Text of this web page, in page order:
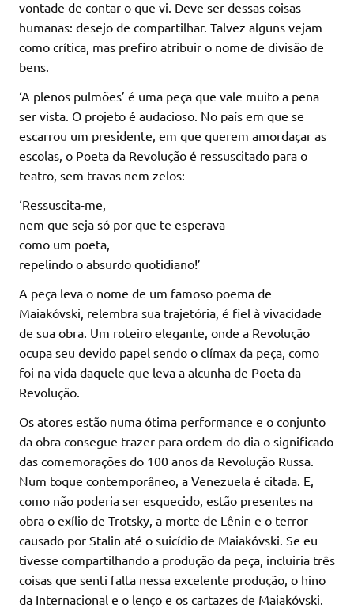
vontade de contar o que vi. Deve ser dessas coisas
humanas: desejo de compartilhar. Talvez alguns vejam
como crítica, mas prefiro atribuir o nome de divisão de
bens.
‘A plenos pulmões’ é uma peça que vale muito a pena
ser vista. O projeto é audacioso. No país em que se
escarrou um presidente, em que querem amordaçar as
escolas, o Poeta da Revolução é ressuscitado para o
teatro, sem travas nem zelos:
‘Ressuscita-me,
nem que seja só por que te esperava
como um poeta,
repelindo o absurdo quotidiano!’
A peça leva o nome de um famoso poema de
Maiakóvski, relembra sua trajetória, é fiel à vivacidade
de sua obra. Um roteiro elegante, onde a Revolução
ocupa seu devido papel sendo o clímax da peça, como
foi na vida daquele que leva a alcunha de Poeta da
Revolução.
Os atores estão numa ótima performance e o conjunto
da obra consegue trazer para ordem do dia o significado
das comemorações do 100 anos da Revolução Russa.
Num toque contemporâneo, a Venezuela é citada. E,
como não poderia ser esquecido, estão presentes na
obra o exílio de Trotsky, a morte de Lênin e o terror
causado por Stalin até o suicídio de Maiakóvski. Se eu
tivesse compartilhando a produção da peça, incluiria três
coisas que senti falta nessa excelente produção, o hino
da Internacional e o lenço e os cartazes de Maiakóvski.